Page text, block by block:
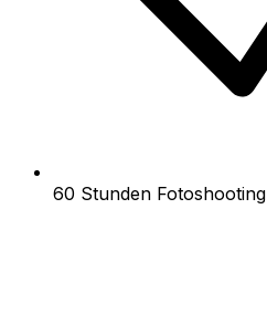
60 Stunden Fotoshooting